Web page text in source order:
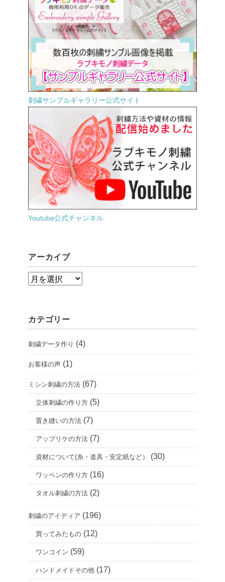
刺繍サンプルギャラリー公式サイト
Youtube公式チャンネル
アーカイブ
ア
イ
ブ
カテゴリー
刺繍データ作り (4)
お客様の声 (1)
ミシン刺繍の方法 (67)
立体刺繍の作り方 (5)
置き縫いの方法 (7)
アップリケの方法 (7)
資材について(糸・道具・安定紙など） (30)
ワッペンの作り方 (16)
タオル刺繍の方法 (2)
刺繍のアイディア (196)
買ってみたもの (12)
ワンコイン (59)
ハンドメイドその他 (17)